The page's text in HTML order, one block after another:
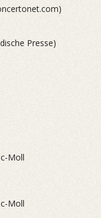
Presse)
Moll
Moll